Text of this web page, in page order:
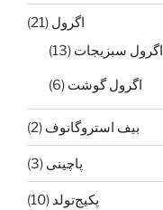
اگرول (21)
اگرول سبزيجات (13)
اگرول گوشت (6)
بيف استروگانوف (2)
پاچینی (3)
پکیج‌تولد (10)